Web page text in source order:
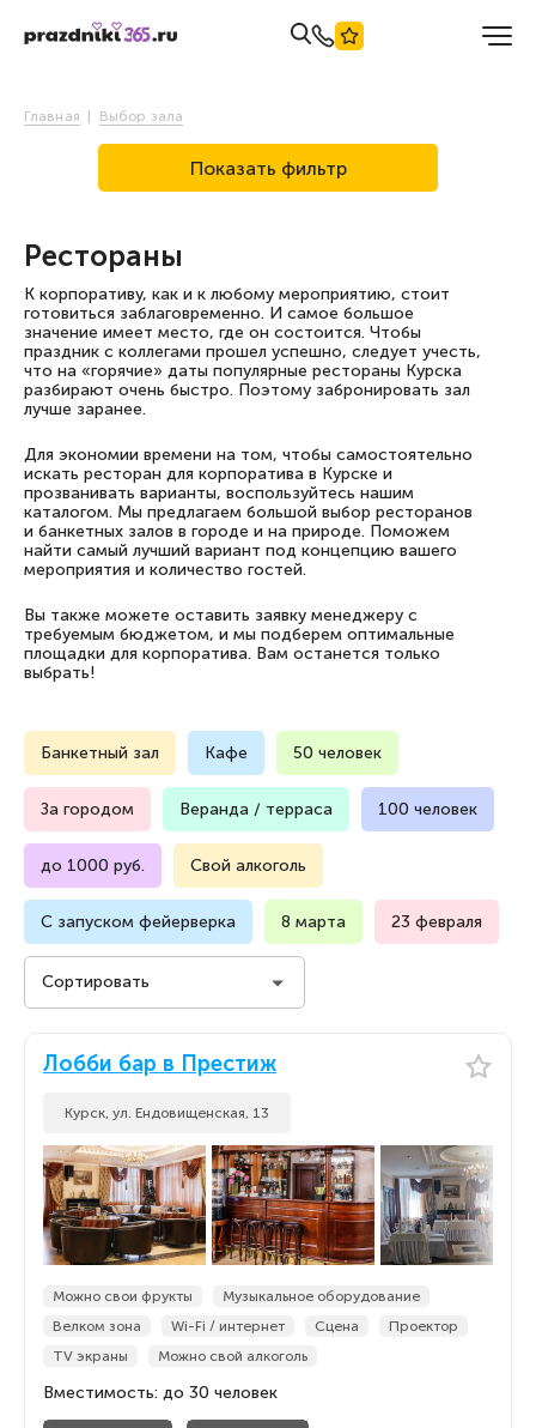
Показать фильтр
Главная Выбор зала
Рестораны
К корпоративу, как и к любому мероприятию, стоит
готовиться заблаговременно. И самое большое
значение имеет место, где он состоится. Чтобы
праздник с коллегами прошел успешно, следует учесть,
что на «горячие» даты популярные рестораны Курска
разбирают очень быстро. Поэтому забронировать зал
лучше заранее.
Для экономии времени на том, чтобы самостоятельно
искать ресторан для корпоратива в Курске и
прозванивать варианты, воспользуйтесь нашим
каталогом. Мы предлагаем большой выбор ресторанов
и банкетных залов в городе и на природе. Поможем
найти самый лучший вариант под концепцию вашего
мероприятия и количество гостей.
Вы также можете оставить заявку менеджеру с
требуемым бюджетом, и мы подберем оптимальные
площадки для корпоратива. Вам останется только
выбрать!
Банкетный зал Кафе 50 человек
За городом Веранда / терраса 100 человек
до 1000 руб. Свой алкоголь
С запуском фейерверка 8 марта 23 февраля
Сортировать
Стоимость на человека
По новизне
По новизне
Лобби бар в Престиж
Курск, ул. Ендовищенская, 13
Можно свои фрукты
Музыкальное оборудование
Велком зона
Wi-Fi / интернет Сцена
Проектор
TV экраны
Можно свой алкоголь
Вместимость: до 30 человек